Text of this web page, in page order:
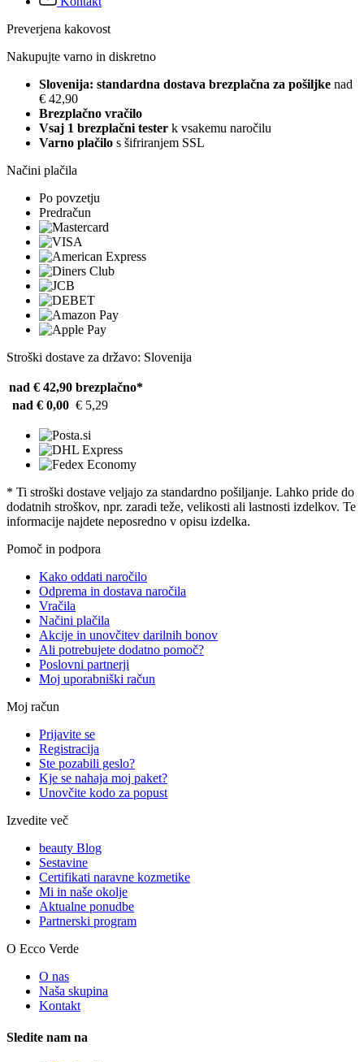
Preverjena kakovost
Nakupujte varno in diskretno
Slovenija: standardna dostava brezplačna za pošiljke nad
€ 42,90
Brezplačno vračilo
Vsaj 1 brezplačni tester k vsakemu naročilu
Varno plačilo s šifriranjem SSL
Načini plačila
Po povzetju
Predračun
Stroški dostave za državo: Slovenija
nad € 42,90 brezplačno*
nad € 0,00 € 5,29
* Ti stroški dostave veljajo za standardno pošiljanje. Lahko pride do
dodatnih stroškov, npr. zaradi teže, velikosti ali lastnosti izdelkov. Te
informacije najdete neposredno v opisu izdelka.
Pomoč in podpora
Kako oddati naročilo
Odprema in dostava naročila
Vračila
Načini plačila
Akcije in unovčitev darilnih bonov
Ali potrebujete dodatno pomoč?
Poslovni partnerji
Moj uporabniški račun
Moj račun
Prijavite se
Registracija
Ste pozabili geslo?
Kje se nahaja moj paket?
Unovčite kodo za popust
Izvedite več
beauty Blog
Sestavine
Certifikati naravne kozmetike
Mi in naše okolje
Aktualne ponudbe
Partnerski program
O Ecco Verde
O nas
Naša skupina
Kontakt
Sledite nam na